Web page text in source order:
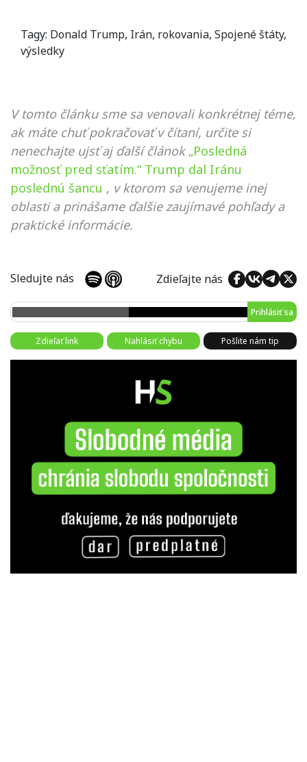
Tagy: Donald Trump, Irán, rokovania, Spojené štáty,
výsledky
V tomto článku sme sa venovali konkrétnej téme,
ak máte chuť pokračovať v čítaní, určite si
nenechajte ujsť aj ďalší článok „Posledná
možnosť pred sťatím.“ Trump dal Iránu
poslednú šancu , v ktorom sa venujeme inej
oblasti a prinášame ďalšie zaujímavé pohľady a
praktické informácie.
Sledujte nás Zdieľajte nás
Prihlásiť sa
Zdieľať link Nahlásiť chybu Pošlite nám tip